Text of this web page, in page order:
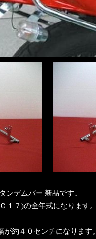
ンデムバー 新品です。
１７)の全年式になります。
約４０センチになります。